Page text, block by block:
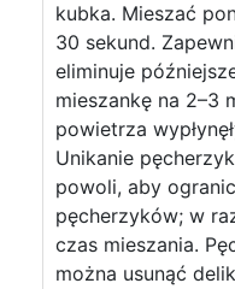
kubka. Mieszać
30 sekund.
eliminuje
mieszankę na 2–3
powietrza
Unikanie
powoli, aby
pęcherzyków; w
czas mieszania.
można usunąć